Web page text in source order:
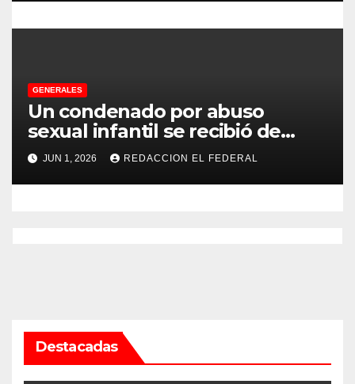
GENERALES
Un condenado por abuso
sexual infantil se recibió de
psicopedagogo dentro del
Servicio Penitenciario de La
Rioja
JUN 1, 2026 REDACCION EL FEDERAL
Destacadas